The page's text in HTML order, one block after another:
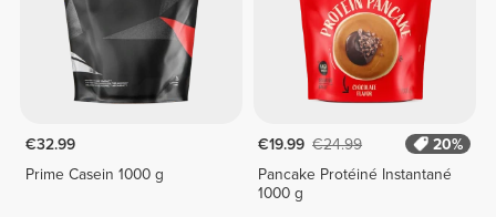
€32.99
Prime Casein 1000 g
€19.99 €24.99
20%
Pancake Protéiné Instantané
1000 g